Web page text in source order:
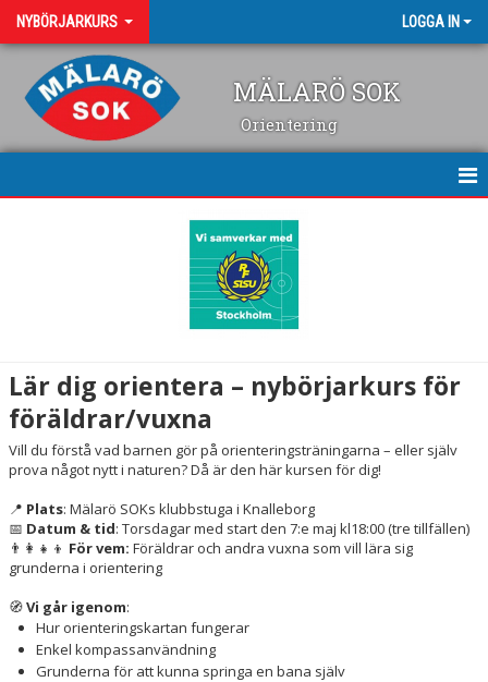
NYBÖRJARKURS LOGGA IN
MÄLARÖ SOK
Orientering
Lär dig orientera – nybörjarkurs för
föräldrar/vuxna
Vill du förstå vad barnen gör på orienteringsträningarna – eller själv
prova något nytt i naturen? Då är den här kursen för dig!
📍 Plats: Mälarö SOKs klubbstuga i Knalleborg
📅 Datum & tid: Torsdagar med start den 7:e maj kl18:00 (tre tillfällen)
👨‍👩‍👧‍👦 För vem: Föräldrar och andra vuxna som vill lära sig
grunderna i orientering
🧭Vi går igenom:
Hur orienteringskartan fungerar
Enkel kompassanvändning
Grunderna för att kunna springa en bana själv